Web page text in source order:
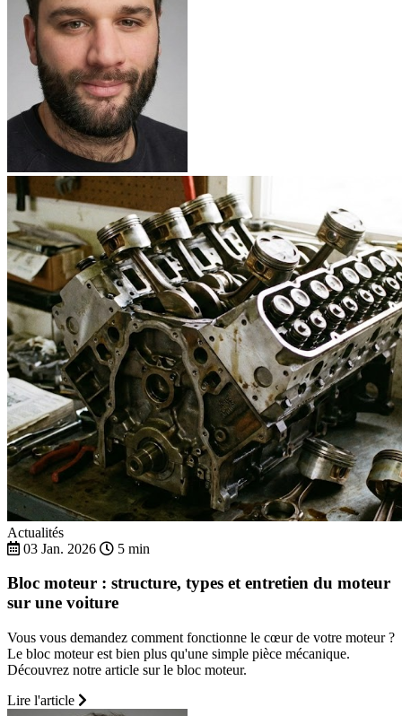
Actualités
03 Jan. 2026
5 min
Bloc moteur : structure, types et entretien du moteur
sur une voiture
Vous vous demandez comment fonctionne le cœur de votre moteur ?
Le bloc moteur est bien plus qu'une simple pièce mécanique.
Découvrez notre article sur le bloc moteur.
Lire l'article